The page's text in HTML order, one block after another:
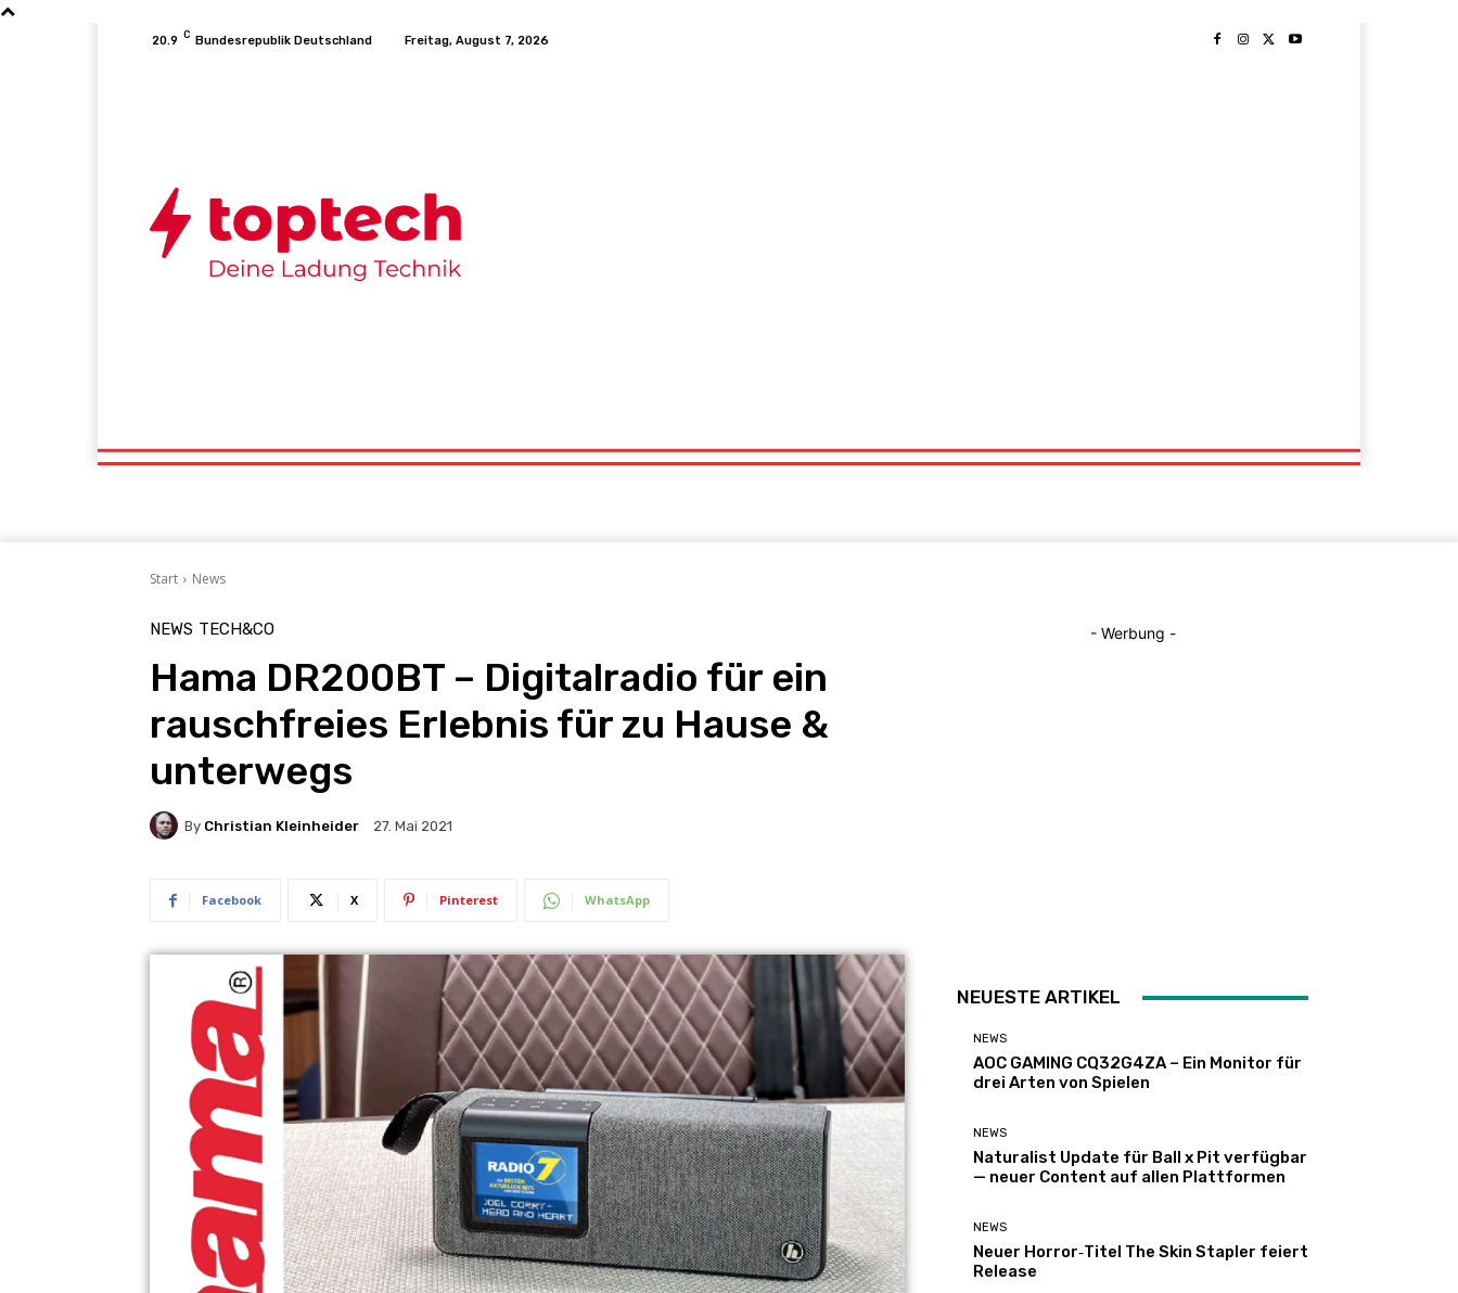
20.9 C Bundesrepublik Deutschland Freitag, August 7, 2026
Start News
NEWS TECH&CO
Hama DR200BT – Digitalradio für ein
rauschfreies Erlebnis für zu Hause &
unterwegs
By Christian Kleinheider 27. Mai 2021
Facebook X Pinterest WhatsApp
- Werbung -
NEUESTE ARTIKEL
NEWS
AOC GAMING CQ32G4ZA – Ein Monitor für
drei Arten von Spielen
NEWS
Naturalist Update für Ball x Pit verfügbar
— neuer Content auf allen Plattformen
NEWS
Neuer Horror‑Titel The Skin Stapler feiert
Release